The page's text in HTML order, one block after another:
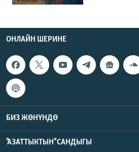
ОНЛАЙН ШЕРИНЕ
БИЗ ЖӨНҮНДӨ
"АЗАТТЫКТЫН" САНДЫГЫ